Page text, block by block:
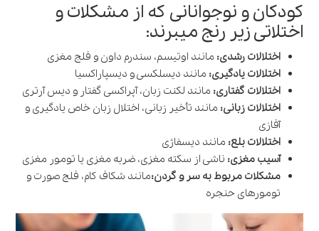
کودکان و نوجوانانی که از مشکلات و
اختلاتی زیر رنج میبرند:
اختلالات رشدی: مانند اوتیسم، سندرم داون و فلج مغزی
اختلالات یادگیری: مانند دیسلکسی و دیسپاراکسیا
اختلالات گفتاری: مانند لکنت زبان، آپراکسی گفتار و دیس آرتری
اختلالات زبانی: مانند تأخیر زبانی، اختلال زبان خاص یادگیری و
آفازی
اختلالات بلع: مانند دیسفاژی
آسیب مغزی: ناشی از سکته مغزی، ضربه مغزی یا تومور مغزی
مشکلات مربوط به سر و گردن:مانند شکاف کام، فلج صورت و
تومورهای حنجره